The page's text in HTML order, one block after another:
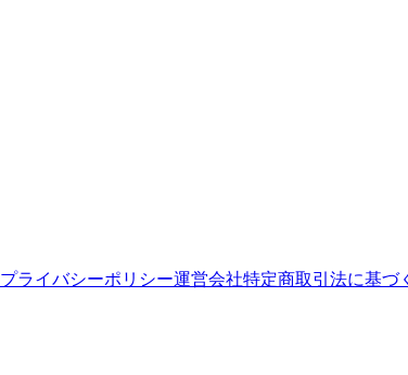
プライバシーポリシー運営会社特定商取引法に基づ